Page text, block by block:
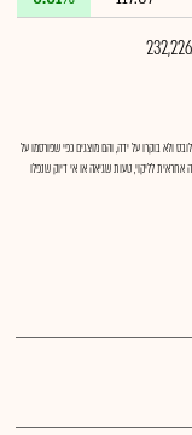
ולא בוקרו על ידה, והם מוצגים כפי שפורסמו על
אחראית לליקוי, טעות שגיאה או אי דיוק שנפלו